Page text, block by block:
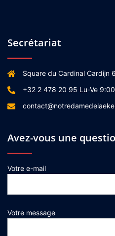
Secrétariat
Square du Cardinal Cardijn
+32 2 478 20 95 Lu-Ve
Avez-vous une
Votre e-mail
Votre message